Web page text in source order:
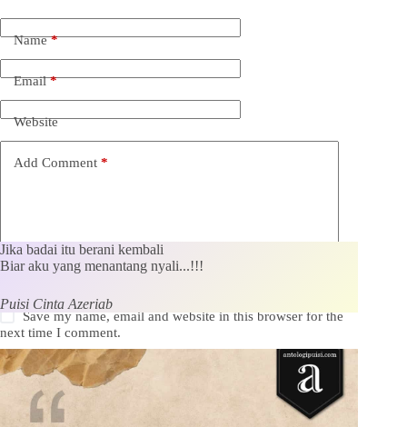
Name*
Email*
Website
Add Comment *
Save my name, email and website in this browser for the
next time I comment.
Kirim Komentar
Jika badai itu berani kembali
Biar aku yang menantang nyali...!!!
Puisi Cinta Azeriab